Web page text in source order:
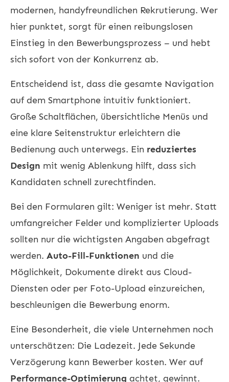
modernen, handyfreundlichen Rekrutierung. Wer
hier punktet, sorgt für einen reibungslosen
Einstieg in den Bewerbungsprozess – und hebt
sich sofort von der Konkurrenz ab.
Entscheidend ist, dass die gesamte Navigation
auf dem Smartphone intuitiv funktioniert.
Große Schaltflächen, übersichtliche Menüs und
eine klare Seitenstruktur erleichtern die
Bedienung auch unterwegs. Ein reduziertes
Design mit wenig Ablenkung hilft, dass sich
Kandidaten schnell zurechtfinden.
Bei den Formularen gilt: Weniger ist mehr. Statt
umfangreicher Felder und komplizierter Uploads
sollten nur die wichtigsten Angaben abgefragt
werden. Auto-Fill-Funktionen und die
Möglichkeit, Dokumente direkt aus Cloud-
Diensten oder per Foto-Upload einzureichen,
beschleunigen die Bewerbung enorm.
Eine Besonderheit, die viele Unternehmen noch
unterschätzen: Die Ladezeit. Jede Sekunde
Verzögerung kann Bewerber kosten. Wer auf
Performance-Optimierung achtet, gewinnt.